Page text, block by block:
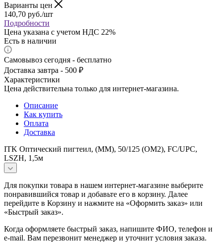
Варианты цен
140,70 руб./шт
Подробности
Цена указана с учетом НДС 22%
Есть в наличии
Самовывоз сегодня - бесплатно
Доставка завтра - 500 ₽
Характеристики
Цена действительна только для интернет-магазина.
Описание
Как купить
Оплата
Доставка
ITK Оптический пигтеил, (MM), 50/125 (OM2), FC/UPC,
LSZH, 1,5м
Для покупки товара в нашем интернет-магазине выберите
понравившийся товар и добавьте его в корзину. Далее
перейдите в Корзину и нажмите на «Оформить заказ» или
«Быстрый заказ».
Когда оформляете быстрый заказ, напишите ФИО, телефон и
e-mail. Вам перезвонит менеджер и уточнит условия заказа.